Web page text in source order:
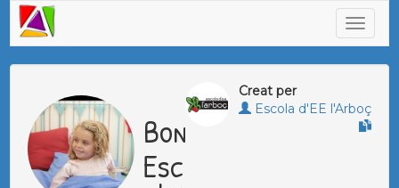
Creat per
Escola d'EE l'Arboç
Bon dia
Escola